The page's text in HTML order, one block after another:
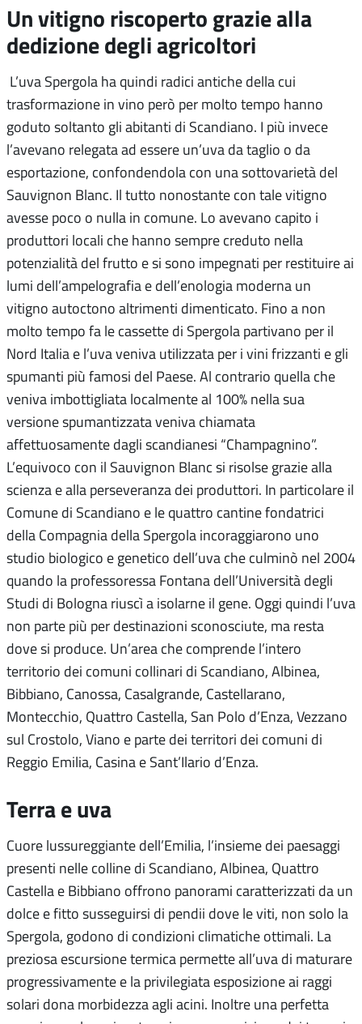
Un vitigno riscoperto grazie alla
dedizione degli agricoltori
L’uva Spergola ha quindi radici antiche della cui
trasformazione in vino però per molto tempo hanno
goduto soltanto gli abitanti di Scandiano. I più invece
l’avevano relegata ad essere un’uva da taglio o da
esportazione, confondendola con una sottovarietà del
Sauvignon Blanc. Il tutto nonostante con tale vitigno
avesse poco o nulla in comune. Lo avevano capito i
produttori locali che hanno sempre creduto nella
potenzialità del frutto e si sono impegnati per restituire ai
lumi dell’ampelografia e dell’enologia moderna un
vitigno autoctono altrimenti dimenticato. Fino a non
molto tempo fa le cassette di Spergola partivano per il
Nord Italia e l’uva veniva utilizzata per i vini frizzanti e gli
spumanti più famosi del Paese. Al contrario quella che
veniva imbottigliata localmente al 100% nella sua
versione spumantizzata veniva chiamata
affettuosamente dagli scandianesi “Champagnino”.
L’equivoco con il Sauvignon Blanc si risolse grazie alla
scienza e alla perseveranza dei produttori. In particolare il
Comune di Scandiano e le quattro cantine fondatrici
della Compagnia della Spergola incoraggiarono uno
studio biologico e genetico dell’uva che culminò nel 2004
quando la professoressa Fontana dell’Università degli
Studi di Bologna riuscì a isolarne il gene. Oggi quindi l’uva
non parte più per destinazioni sconosciute, ma resta
dove si produce. Un’area che comprende l’intero
territorio dei comuni collinari di Scandiano, Albinea,
Bibbiano, Canossa, Casalgrande, Castellarano,
Montecchio, Quattro Castella, San Polo d’Enza, Vezzano
sul Crostolo, Viano e parte dei territori dei comuni di
Reggio Emilia, Casina e Sant’Ilario d’Enza.
Terra e uva
Cuore lussureggiante dell’Emilia, l’insieme dei paesaggi
presenti nelle colline di Scandiano, Albinea, Quattro
Castella e Bibbiano offrono panorami caratterizzati da un
dolce e fitto susseguirsi di pendii dove le viti, non solo la
Spergola, godono di condizioni climatiche ottimali. La
preziosa escursione termica permette all’uva di maturare
progressivamente e la privilegiata esposizione ai raggi
solari dona morbidezza agli acini. Inoltre una perfetta